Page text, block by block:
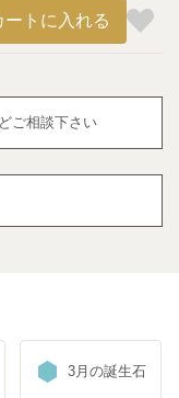
ートに入れる
ご相談下さい
3月の誕生石